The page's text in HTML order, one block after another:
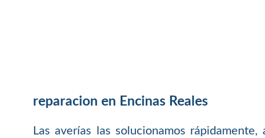
reparacion en Encinas Reales
Las averías las solucionamos